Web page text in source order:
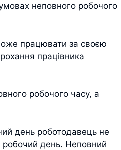
неповного робочого
працювати за своєю
працівника
робочого часу, а
день роботодавець не
день. Неповний